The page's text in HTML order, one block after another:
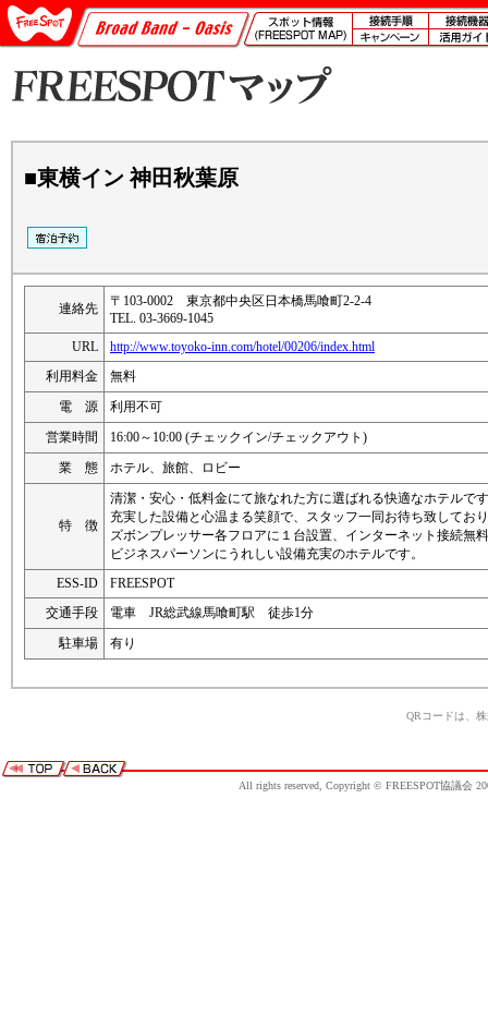
■東横イン 神田秋葉原
連絡先
〒103-0002 東京都中央区日本橋馬喰町2-2-4
TEL. 03-3669-1045
URL
http://www.toyoko-inn.com/hotel/00206/index.html
利用料金
無料
電 源
利用不可
営業時間
16:00～10:00 (チェックイン/チェックアウト)
業 態
ホテル、旅館、ロビー
特 徴
清潔・安心・低料金にて旅なれた方に選ばれる快適なホテルで
充実した設備と心温まる笑顔で、スタッフ一同お待ち致してお
ズボンプレッサー各フロアに１台設置、インターネット接続無
ビジネスパーソンにうれしい設備充実のホテルです。
ESS-ID
FREESPOT
交通手段
電車 JR総武線馬喰町駅 徒歩1分
駐車場
有り
QRコードは、
All rights reserved, Copyright © FREESPOT協議会